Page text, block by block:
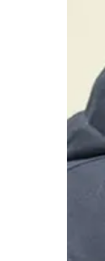
Economia e Lavoro